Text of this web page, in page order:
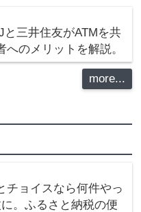
と三井住友がATMを共
へのメリットを解説。
more...
チョイスなら何件やっ
。ふるさと納税の便